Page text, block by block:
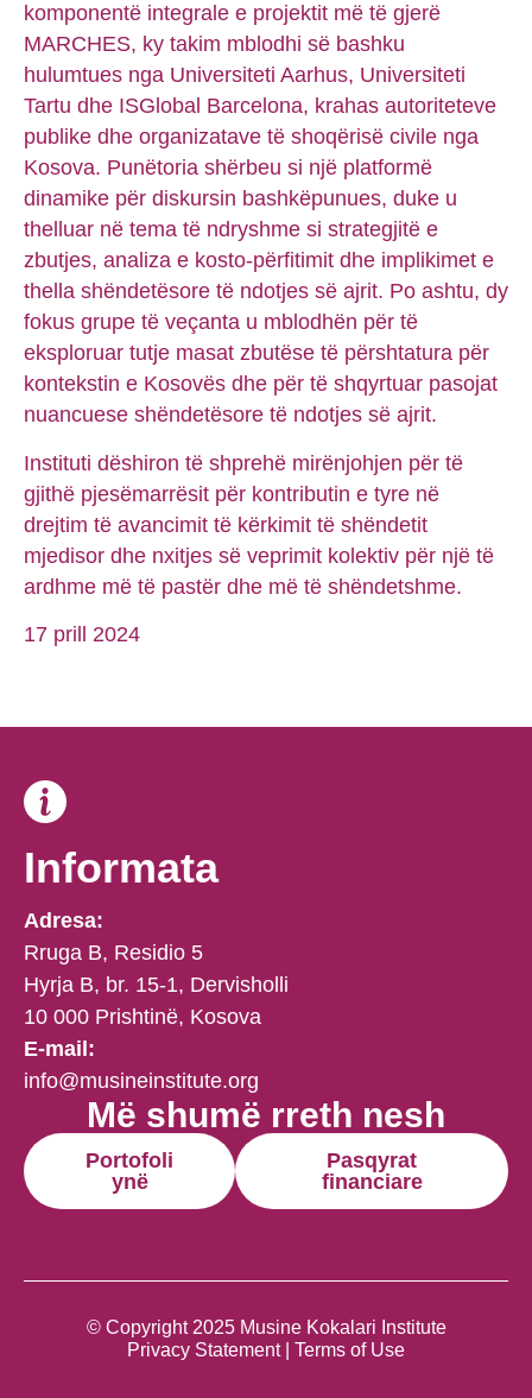
komponentë integrale e projektit më të gjerë
MARCHES, ky takim mblodhi së bashku
hulumtues nga Universiteti Aarhus, Universiteti
Tartu dhe ISGlobal Barcelona, krahas autoriteteve
publike dhe organizatave të shoqërisë civile nga
Kosova. Punëtoria shërbeu si një platformë
dinamike për diskursin bashkëpunues, duke u
thelluar në tema të ndryshme si strategjitë e
zbutjes, analiza e kosto-përfitimit dhe implikimet e
thella shëndetësore të ndotjes së ajrit. Po ashtu, dy
fokus grupe të veçanta u mblodhën për të
eksploruar tutje masat zbutëse të përshtatura për
kontekstin e Kosovës dhe për të shqyrtuar pasojat
nuancuese shëndetësore të ndotjes së ajrit.
Instituti dëshiron të shprehë mirënjohjen për të
gjithë pjesëmarrësit për kontributin e tyre në
drejtim të avancimit të kërkimit të shëndetit
mjedisor dhe nxitjes së veprimit kolektiv për një të
ardhme më të pastër dhe më të shëndetshme.
17 prill 2024
Informata
Adresa:
Rruga B, Residio 5
Hyrja B, br. 15-1, Dervisholli
10 000 Prishtinë, Kosova
E-mail:
info@musineinstitute.org
Më shumë rreth nesh
Portofoli
ynë
Pasqyrat
financiare
© Copyright 2025 Musine Kokalari Institute
Privacy Statement | Terms of Use